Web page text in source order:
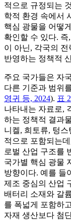
적으로 규정되는
학적 환경 속에서
핵심 광물을 어떻
확인할 수 있다.
이 아닌, 각국의
반영하는 정책적
주요 국가들은 자
다른 기준과 범위
영귀 등, 2024). 표 2
나타내는 자료로,
하는 정책적 결과
니켈, 희토류, 텅
적으로 포함되는
로벌 산업 구조를
국가별 핵심 광물
방향이다. 예를 들
제조 중심의 산업
배터리 소재와 갈
를 폭넓게 포함하
자재 생산보다 첨